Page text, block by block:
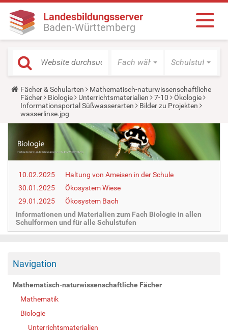
Landesbildungsserver
Baden-Württemberg
Fach wählen Schulstufe
Y
o
u
a
r
e
r
e
Fächer & Schularten
Mathematisch-naturwissenschaftliche
Fächer
Biologie Unterrichtsmaterialien 7-10
Ökologie
Informationsportal Süßwasserarten
Bilder zu Projekten
wasserlinse.jpg
10.02.2025
Haltung von Ameisen in der Schule
30.01.2025
Ökosystem Wiese
29.01.2025
Ökosystem Bach
Informationen und Materialien zum Fach Biologie in allen
Schulformen und für alle Schulstufen
Navigation
Mathematisch-naturwissenschaftliche Fächer
Mathematik
Biologie
Unterrichtsmaterialien